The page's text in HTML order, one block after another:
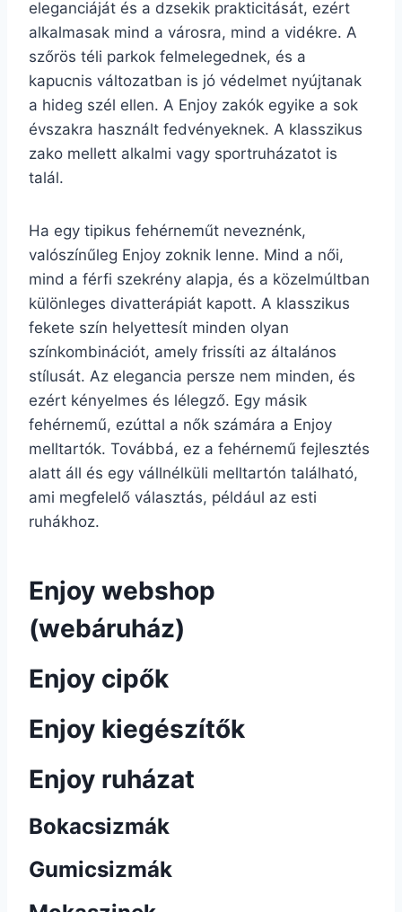
eleganciáját és a dzsekik prakticitását, ezért
alkalmasak mind a városra, mind a vidékre. A
szőrös téli parkok felmelegednek, és a
kapucnis változatban is jó védelmet nyújtanak
a hideg szél ellen. A Enjoy zakók egyike a sok
évszakra használt fedvényeknek. A klasszikus
zako mellett alkalmi vagy sportruházatot is
talál.
Ha egy tipikus fehérneműt neveznénk,
valószínűleg Enjoy zoknik lenne. Mind a női,
mind a férfi szekrény alapja, és a közelmúltban
különleges divatterápiát kapott. A klasszikus
fekete szín helyettesít minden olyan
színkombinációt, amely frissíti az általános
stílusát. Az elegancia persze nem minden, és
ezért kényelmes és lélegző. Egy másik
fehérnemű, ezúttal a nők számára a Enjoy
melltartók. Továbbá, ez a fehérnemű fejlesztés
alatt áll és egy vállnélküli melltartón található,
ami megfelelő választás, például az esti
ruhákhoz.
Enjoy webshop
(webáruház)
Enjoy cipők
Enjoy kiegészítők
Enjoy ruházat
Bokacsizmák
Gumicsizmák